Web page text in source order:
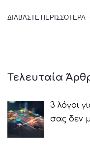
ΔΙΑΒΆΣΤΕ ΠΕΡΙΣΣΌΤΕΡΑ
Τελευταία
3 λόγοι
σας δεν